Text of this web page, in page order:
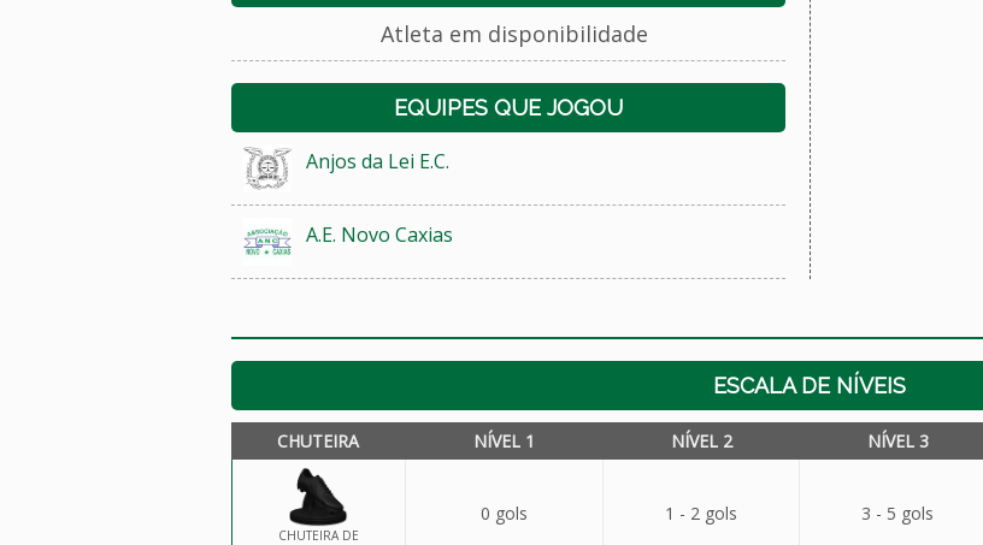
Atleta em disponibilidade
EQUIPES QUE JOGOU
Anjos da Lei E.C.
A.E. Novo Caxias
ESCALA DE NÍVEIS
CHUTEIRA NÍVEL 1 NÍVEL 2 NÍVEL 3
CHUTEIRA DE
0 gols 1 - 2 gols 3 - 5 gols